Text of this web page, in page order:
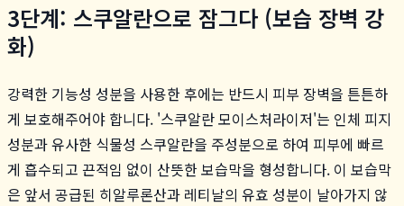
3단계: 스쿠알란으로 잠그다 (보습 장벽 강
화)
강력한 기능성 성분을 사용한 후에는 반드시 피부 장벽을 튼튼하
게 보호해주어야 합니다. '스쿠알란 모이스처라이저'는 인체 피지
성분과 유사한 식물성 스쿠알란을 주성분으로 하여 피부에 빠르
게 흡수되고 끈적임 없이 산뜻한 보습막을 형성합니다. 이 보습막
은 앞서 공급된 히알루론산과 레티날의 유효 성분이 날아가지 않